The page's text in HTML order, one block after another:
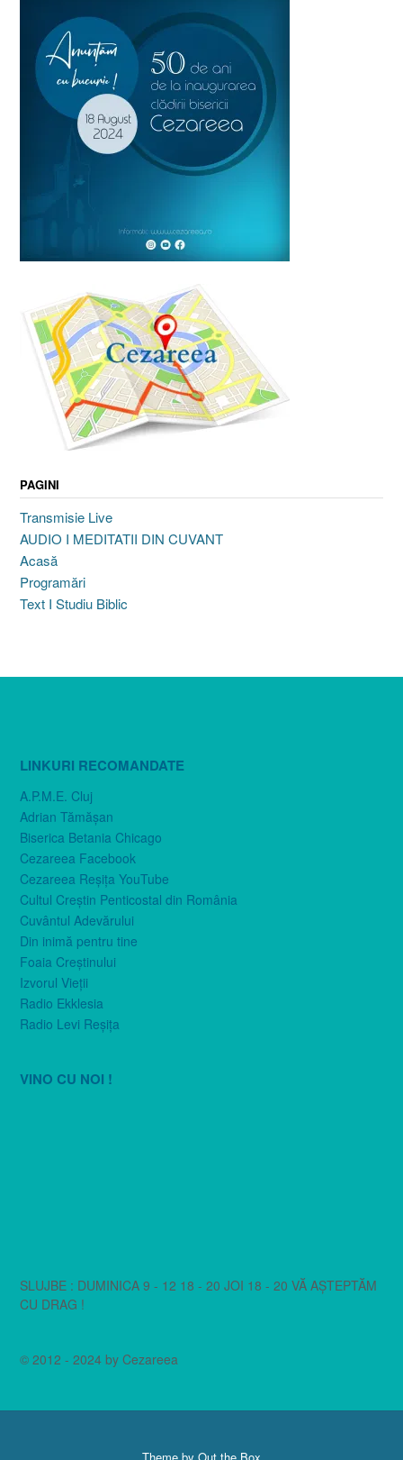
PAGINI
Transmisie Live
AUDIO I MEDITATII DIN CUVANT
Acasă
Programări
Text I Studiu Biblic
LINKURI RECOMANDATE
A.P.M.E. Cluj
Adrian Tămăşan
Biserica Betania Chicago
Cezareea Facebook
Cezareea Reşiţa YouTube
Cultul Creştin Penticostal din România
Cuvântul Adevărului
Din inimă pentru tine
Foaia Creştinului
Izvorul Vieţii
Radio Ekklesia
Radio Levi Reşiţa
VINO CU NOI !
SLUJBE : DUMINICA 9 - 12 18 - 20 JOI 18 - 20 VĂ AȘTEPTĂM
CU DRAG !
© 2012 - 2024 by Cezareea
Theme by Out the Box